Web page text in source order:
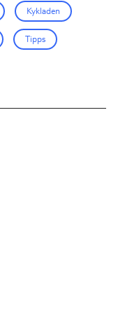
Kykladen
Tipps